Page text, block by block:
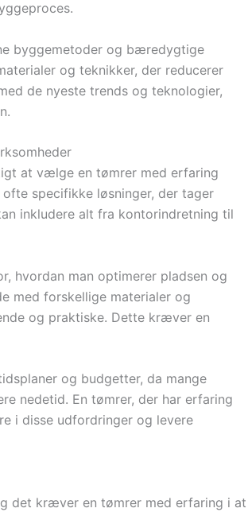
byggemetoder og bæredygtige
og teknikker, der reducerer
de nyeste trends og teknologier,
at vælge en tømrer med erfaring
specifikke løsninger, der tager
inkludere alt fra kontorindretning til
hvordan man optimerer pladsen og
med forskellige materialer og
og praktiske. Dette kræver en
og budgetter, da mange
nedetid. En tømrer, der har erfaring
i disse udfordringer og levere
det kræver en tømrer med erfaring i at